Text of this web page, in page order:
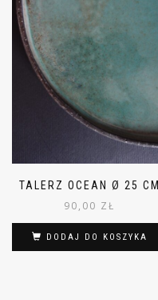
TALERZ OCEAN Ø 25 CM
90,00 ZŁ
DODAJ DO KOSZYKA